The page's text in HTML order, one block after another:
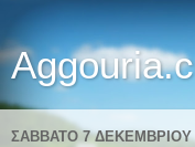
ΣΆΒΒΑΤΟ 7 ΔΕΚΕΜΒΡΊΟΥ